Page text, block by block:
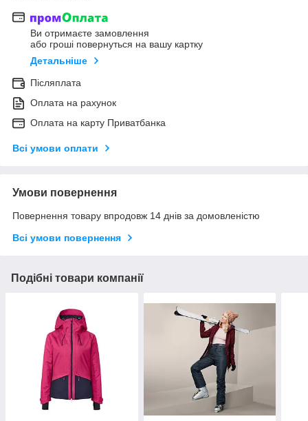
Ви отримаєте замовлення
або гроші повернуться на вашу картку
Детальніше
Післяплата
Оплата на рахунок
Оплата на карту Приватбанка
Всі умови оплати
Умови повернення
Повернення товару впродовж 14 днів за домовленістю
Всі умови повернення
Подібні товари компанії